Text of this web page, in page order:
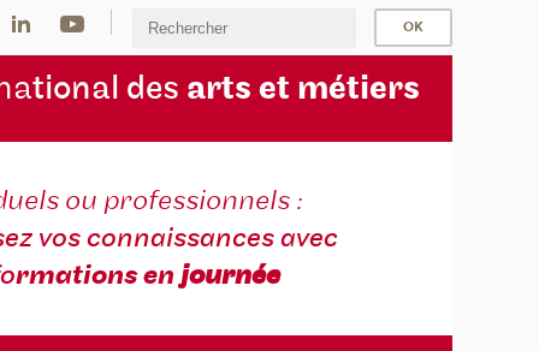
tional des arts et métiers
ou professionnels :
vos connaissances avec
rmations enjournée